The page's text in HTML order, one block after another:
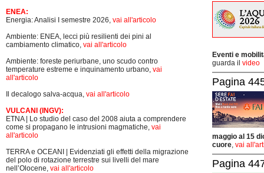
ENEA:
Energia: Analisi I semestre 2026, vai all'articolo
Ambiente: ENEA, lecci più resilienti dei pini al
cambiamento climatico, vai all'articolo
Ambiente: foreste periurbane, uno scudo contro
temperature estreme e inquinamento urbano, vai
all'articolo
Il decalogo salva-acqua, vai all'articolo
VULCANI (INGV):
ETNA | Lo studio del caso del 2008 aiuta a comprendere
come si propagano le intrusioni magmatiche, vai
all'articolo
TERRA e OCEANI | Evidenziati gli effetti della migrazione
del polo di rotazione terrestre sui livelli del mare
nell’Olocene, vai all'articolo
Eventi e
guarda il video
Pagina
maggio al 15
cuore, vai
Pagina